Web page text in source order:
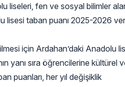
liseleri, fen ve sosyal bilimler
lisesi taban puanı 2025-2026
için Ardahan’daki Anadolu
yanı sıra öğrencilerine kültürel
puanları, her yıl değişiklik